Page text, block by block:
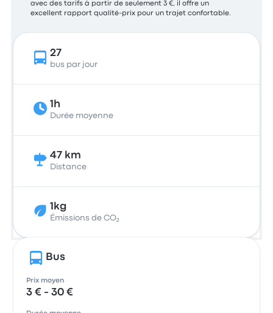
avec des tarifs à partir de seulement 3 €, il offre un
excellent rapport qualité-prix pour un trajet confortable.
27
bus par jour
1h
Durée moyenne
47 km
Distance
1kg
Émissions de CO₂
Bus
Prix moyen
3 € - 30 €